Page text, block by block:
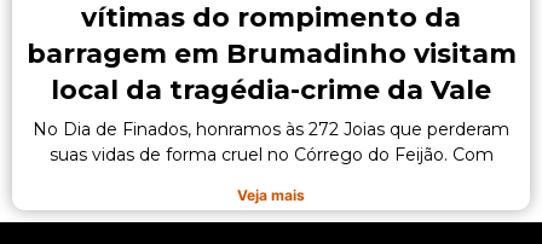
vítimas do rompimento da
barragem em Brumadinho visitam
local da tragédia-crime da Vale
No Dia de Finados, honramos às 272 Joias que perderam
suas vidas de forma cruel no Córrego do Feijão. Com
Veja mais